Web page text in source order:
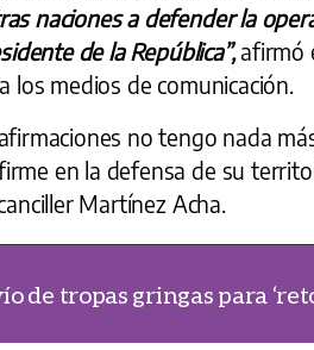
naciones a defender la
de la República”,afirmó
los medios de comunicación.
no tengo nada
en la defensa de su
Martínez Acha.
de tropas gringas para